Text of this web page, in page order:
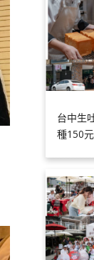
台中生
種150